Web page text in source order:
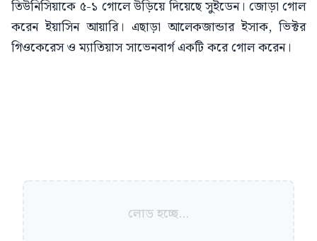
তিউনিসিয়াকে ৫-১ গোলে উড়িয়ে দিয়েছে সুইডেন। জোড়া গোল
করেন ইয়াসিন আয়ারি। এছাড়া আলেকজান্ডার ইসাক, ভিক্টর
গিওকেরেস ও ম্যাতিয়াস সাভেনবার্গ একটি করে গোল করেন।
লোড হচ্ছে...